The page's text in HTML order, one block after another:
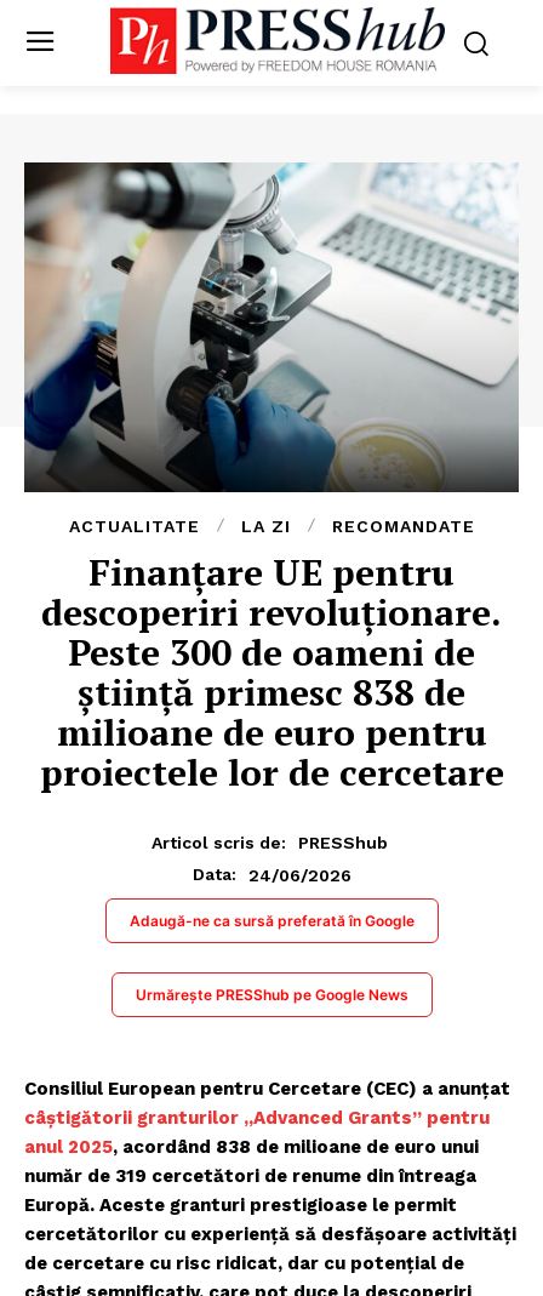
ACTUALITATE LA ZI RECOMANDATE
Finanțare UE pentru
descoperiri revoluționare.
Peste 300 de oameni de
știință primesc 838 de
milioane de euro pentru
proiectele lor de cercetare
Articol scris de:
PRESShub
Data:
24/06/2026
Adaugă-ne ca sursă preferată în Google
Urmărește PRESShub pe Google News
Consiliul European pentru Cercetare (CEC) a anunțat
câștigătorii granturilor „Advanced Grants” pentru
anul 2025, acordând 838 de milioane de euro unui
număr de 319 cercetători de renume din întreaga
Europă. Aceste granturi prestigioase le permit
cercetătorilor cu experiență să desfășoare activități
de cercetare cu risc ridicat, dar cu potențial de